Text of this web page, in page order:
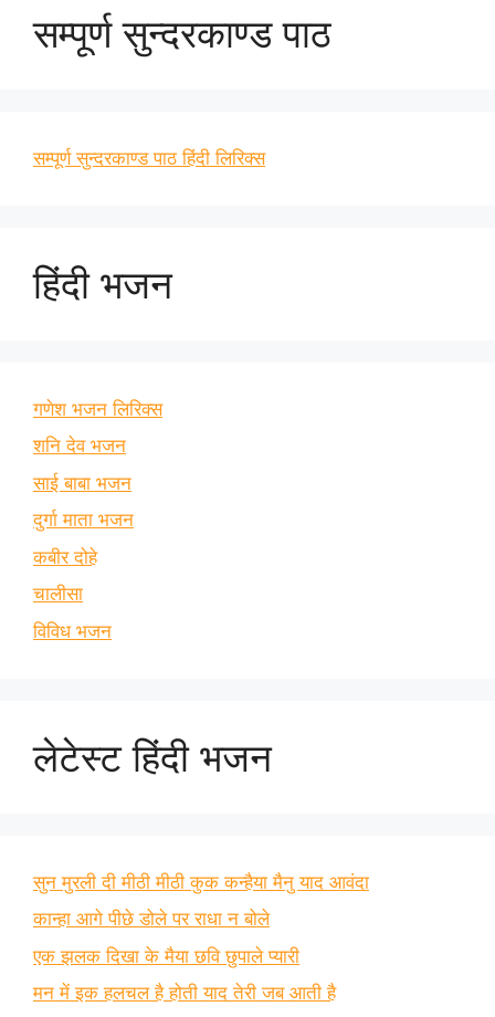
सम्पूर्ण सुन्दरकाण्ड पाठ
सम्पूर्ण सुन्दरकाण्ड पाठ हिंदी लिरिक्स
हिंदी भजन
गणेश भजन लिरिक्स
शनि देव भजन
साई बाबा भजन
दुर्गा माता भजन
कबीर दोहे
चालीसा
विविध भजन
लेटेस्ट हिंदी भजन
सुन मुरली दी मीठी मीठी कुक कन्हैया मैनु याद आवंदा
कान्हा आगे पीछे डोले पर राधा न बोले
एक झलक दिखा के मैया छवि छुपाले प्यारी
मन में इक हलचल है होती याद तेरी जब आती है